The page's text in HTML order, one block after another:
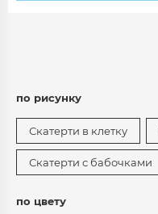
по рисунку
Скатерти в клетку
Скатерти с бабочками
по цвету